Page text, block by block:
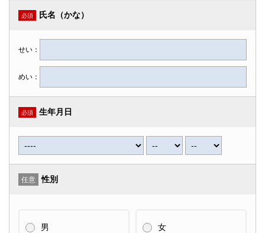
必須 氏名（かな）
せい：
めい：
必須 生年月日
任意 性別
男 女